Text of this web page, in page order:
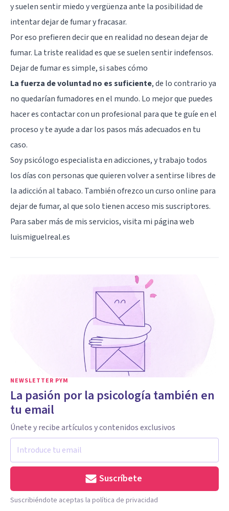
y suelen sentir miedo y vergüenza ante la posibilidad de
intentar dejar de fumar y fracasar.
Por eso prefieren decir que en realidad no desean dejar de
fumar. La triste realidad es que se suelen sentir indefensos.
Dejar de fumar es simple, si sabes cómo
La fuerza de voluntad no es suficiente, de lo contrario ya
no quedarían fumadores en el mundo. Lo mejor que puedes
hacer es contactar con un profesional para que te guíe en el
proceso y te ayude a dar los pasos más adecuados en tu
caso.
Soy psicólogo especialista en adicciones, y trabajo todos
los días con personas que quieren volver a sentirse libres de
la adicción al tabaco. También ofrezco un curso online para
dejar de fumar, al que solo tienen acceso mis suscriptores.
Para saber más de mis servicios, visita mi página web
luismiguelreal.es
NEWSLETTER PYM
La pasión por la psicología también en
tu email
Únete y recibe artículos y contenidos exclusivos
Suscríbete
Suscribiéndote aceptas la política de privacidad